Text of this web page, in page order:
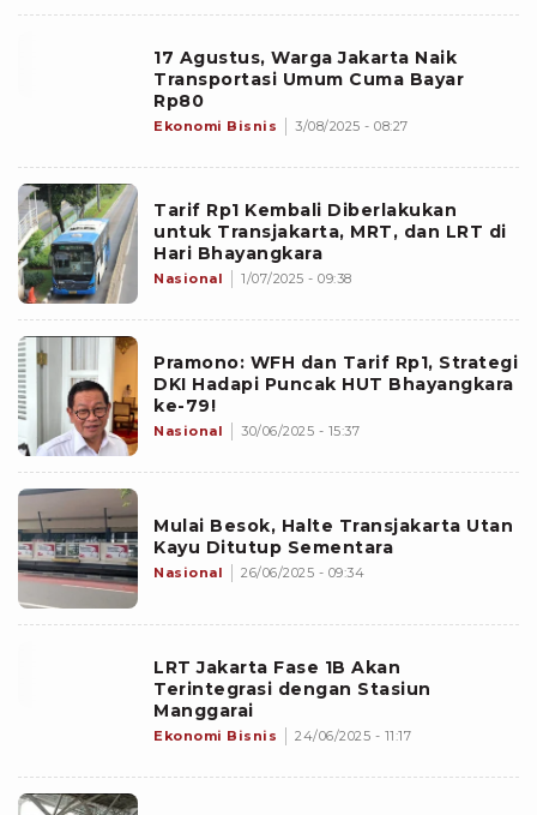
17 Agustus, Warga Jakarta Naik
Transportasi Umum Cuma Bayar
Rp80
Ekonomi Bisnis 3/08/2025 - 08:27
Tarif Rp1 Kembali Diberlakukan
untuk Transjakarta, MRT, dan LRT di
Hari Bhayangkara
Nasional 1/07/2025 - 09:38
Pramono: WFH dan Tarif Rp1, Strategi
DKI Hadapi Puncak HUT Bhayangkara
ke-79!
Nasional 30/06/2025 - 15:37
Mulai Besok, Halte Transjakarta Utan
Kayu Ditutup Sementara
Nasional 26/06/2025 - 09:34
LRT Jakarta Fase 1B Akan
Terintegrasi dengan Stasiun
Manggarai
Ekonomi Bisnis 24/06/2025 - 11:17